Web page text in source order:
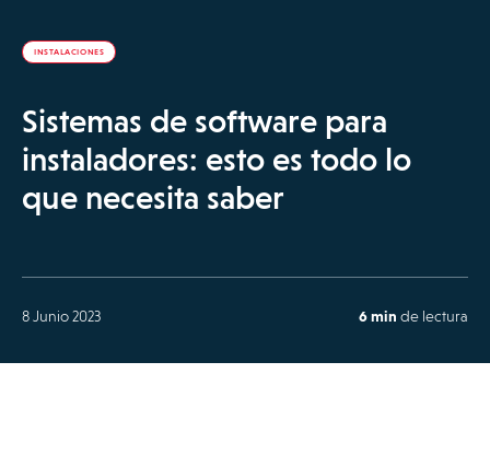
INSTALACIONES
Sistemas de software para
instaladores: esto es todo lo
que necesita saber
8 Junio 2023 6 min de lectura